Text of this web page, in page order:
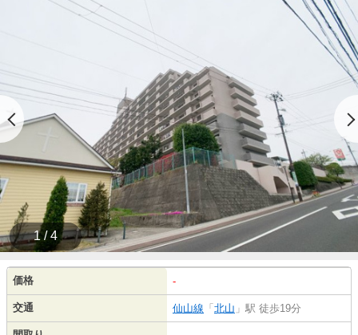
1 / 4
価格 -
交通 仙山線 「 北山 」駅 徒歩19分